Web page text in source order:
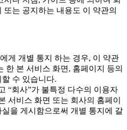
또는 공지하는 내용도 이 약관의
게 개별 통지 하는 경우, 이 약관
한 본 서비스 화면, 홈페이지 등의
수 있습니다.
“회사”가 불특정 다수의 이용자
서비스 화면 또는 회사의 홈페이
을 게시함으로써 개별 통지에 갈